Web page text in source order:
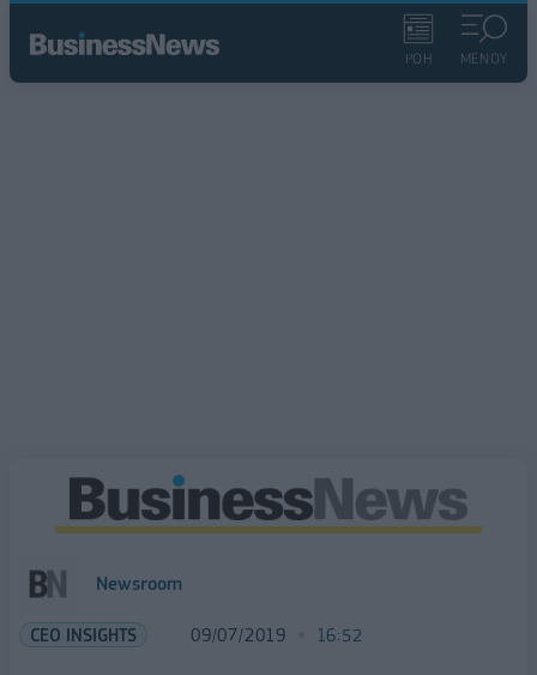
ΡΟΗ ΜΕΝΟΥ
Newsroom
CEO INSIGHTS 09/07/2019 16:52